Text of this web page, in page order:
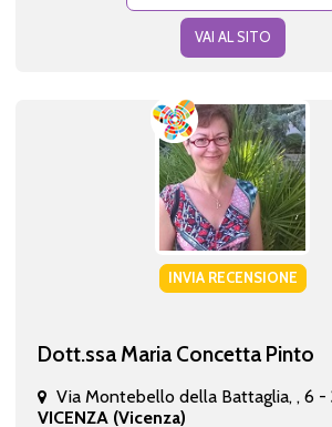
VAI AL SITO
INVIA RECENSIONE
Dott.ssa Maria Concetta Pinto
Via Montebello della Battaglia, , 6 -
VICENZA (Vicenza)